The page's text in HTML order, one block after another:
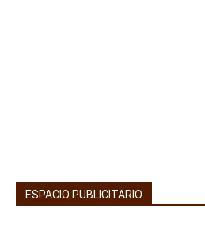
ESPACIO PUBLICITARIO